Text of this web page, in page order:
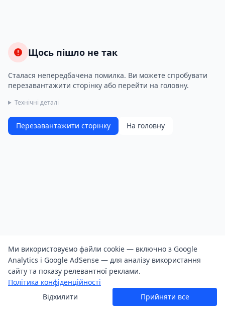
Щось пішло не так
Сталася непередбачена помилка. Ви можете спробувати
перезавантажити сторінку або перейти на головну.
Технічні деталі
Перезавантажити сторінку На головну
Ми використовуємо файли cookie — включно з Google
Analytics і Google AdSense — для аналізу використання
сайту та показу релевантної реклами.
Політика конфіденційності
Відхилити
Прийняти все